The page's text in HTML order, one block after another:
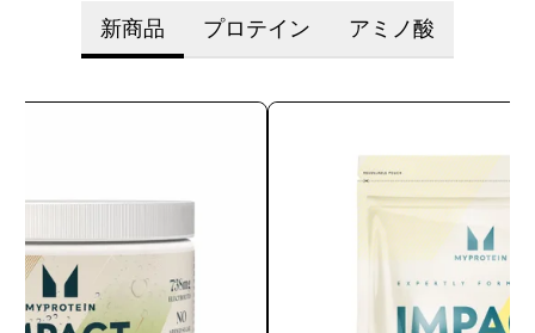
新商品 プロテイン アミノ酸